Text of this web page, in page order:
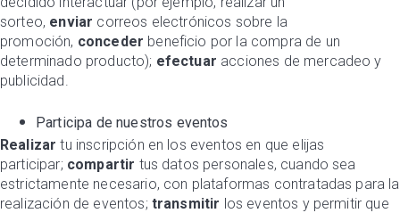
sorteo, enviar correos electrónicos sobre la
promoción, conceder beneficio por la compra de un
determinado producto); efectuar acciones de mercadeo y
publicidad.
Participa de nuestros eventos
Realizar tu inscripción en los eventos en que elijas
participar; compartir tus datos personales, cuando sea
estrictamente necesario, con plataformas contratadas para la
realización de eventos; transmitir los eventos y permitir que